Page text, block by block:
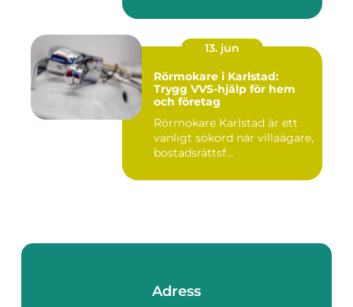
13. jun
Rörmokare i Karlstad:
Trygg VVS-hjälp för hem
och företag
Rörmokare Karlstad är ett
vanligt sökord när villaägare,
bostadsrättsf...
Adress